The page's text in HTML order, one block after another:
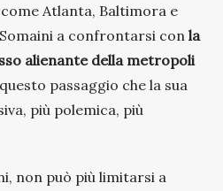
Atlanta, Baltimora e
a confrontarsi con la
alienante della metropoli
passaggio che la sua
più polemica, più
non può più limitarsi a